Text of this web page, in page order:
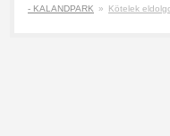
- KALANDPARK » Kötelek